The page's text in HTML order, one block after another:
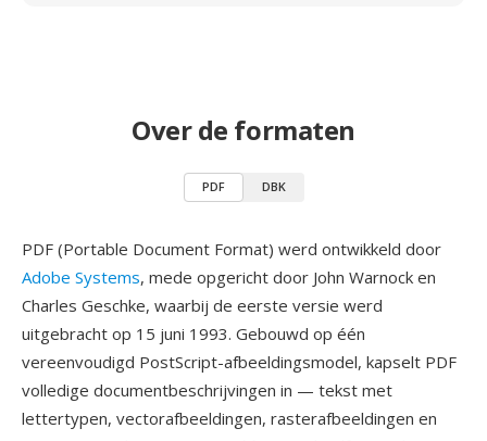
Over de formaten
PDF DBK
PDF (Portable Document Format) werd ontwikkeld door
Adobe Systems, mede opgericht door John Warnock en
Charles Geschke, waarbij de eerste versie werd
uitgebracht op 15 juni 1993. Gebouwd op één
vereenvoudigd PostScript-afbeeldingsmodel, kapselt PDF
volledige documentbeschrijvingen in — tekst met
lettertypen, vectorafbeeldingen, rasterafbeeldingen en